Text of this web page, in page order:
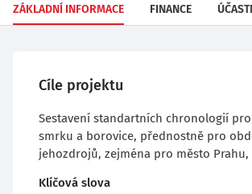
ZÁKLADNÍ INFORMACE FINANCE
Cíle projektu
Sestavení standartních chronologií
smrku a borovice, přednostně pro
jehozdrojů, zejména pro město
Klíčová slova